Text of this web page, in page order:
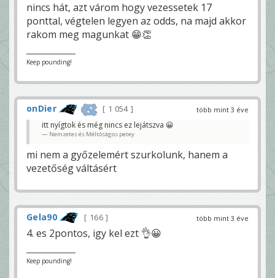
nincs hát, azt várom hogy vezessetek 17
ponttal, végtelen legyen az odds, na majd akkor
rakom meg magunkat 😁👏
Keep pounding!
több mint 3 éve
onDier
1 054
itt nyígtok és még nincs ez lejátszva 😀
Nemzetes és Méltóságos petey
mi nem a győzelemért szurkolunk, hanem a
vezetőség váltásért
több mint 3 éve
Gela90 166
4. es 2pontos, igy kel ezt 👌😀
Keep pounding!